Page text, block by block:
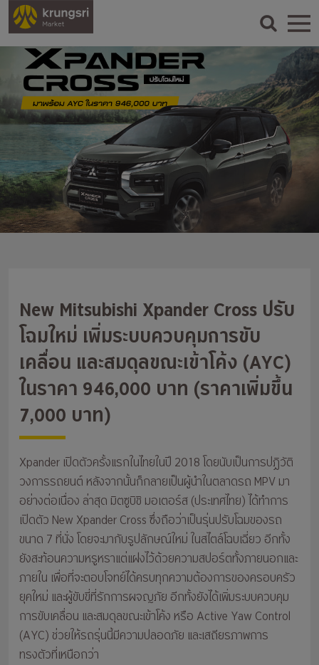
New Mitsubishi Xpander Cross ปรับ
โฉมใหม่ เพิ่มระบบควบคุมการขับ
เคลื่อน และสมดุลขณะเข้าโค้ง (AYC)
ในราคา 946,000 บาท (ราคาเพิ่มขึ้น
7,000 บาท)
Xpander เปิดตัวครั้งแรกในไทยในปี 2018 โดยนับเป็นการปฏิวัติ
วงการรถยนต์ หลังจากนั้นก็กลายเป็นผู้นำในตลาดรถ MPV มา
อย่างต่อเนื่อง ล่าสุด มิตซูบิชิ มอเตอร์ส (ประเทศไทย) ได้ทำการ
เปิดตัว New Xpander Cross ซึ่งถือว่าเป็นรุ่นปรับโฉมของรถ
ขนาด 7 ที่นั่ง โดยจะมากับรูปลักษณ์ใหม่ ในสไตล์โฉบเฉี่ยว อีกทั้ง
ยังสะท้อนความหรูหราแต่แฝงไว้ด้วยความสปอร์ตทั้งภายนอกและ
ภายใน เพื่อที่จะตอบโจทย์ได้ครบทุกความต้องการของครอบครัว
ยุคใหม่ และผู้ขับขี่ที่รักการผจญภัย อีกทั้งยังได้เพิ่มระบบควบคุม
การขับเคลื่อน และสมดุลขณะเข้าโค้ง หรือ Active Yaw Control
(AYC) ช่วยให้รถรุ่นนี้มีความปลอดภัย และเสถียรภาพการ
ทรงตัวที่เหนือกว่า